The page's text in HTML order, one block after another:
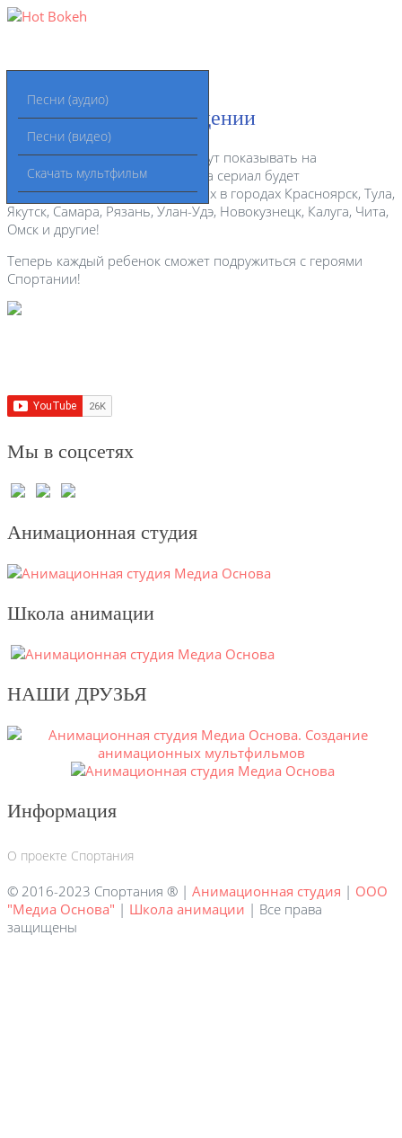
Песни (аудио)
Песни (видео)
Скачать мультфильм
Спортания на телевидении
Мультсериал "Спортания" начнут показывать на
телевидении! Осенью 2017 года сериал будет
транслироваться на телеканалах в городах Красноярск, Тула,
Якутск, Самара, Рязань, Улан-Удэ, Новокузнецк, Калуга, Чита,
Омск и другие!
Теперь каждый ребенок сможет подружиться с героями
Спортании!
Мы в соцсетях
Анимационная студия
Школа анимации
НАШИ ДРУЗЬЯ
Информация
О проекте Спортания
© 2016-2023 Спортания ® | Анимационная студия | ООО
"Медиа Основа" | Школа анимации | Все права
защищены